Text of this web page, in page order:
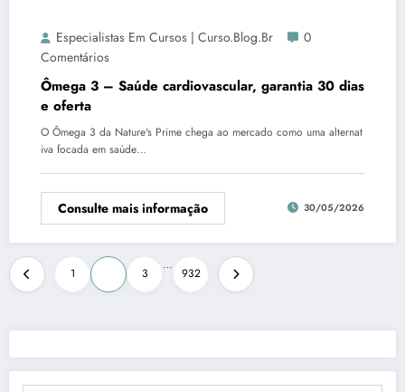
Especialistas Em Cursos | Curso.blog.br
0
Comentários
Ômega 3 – Saúde cardiovascular, garantia 30 dias
e oferta
O Ômega 3 da Nature's Prime chega ao mercado como uma alternat
iva focada em saúde…
Consulte mais informação 30/05/2026
Paginação
de
posts
1 3
…
932